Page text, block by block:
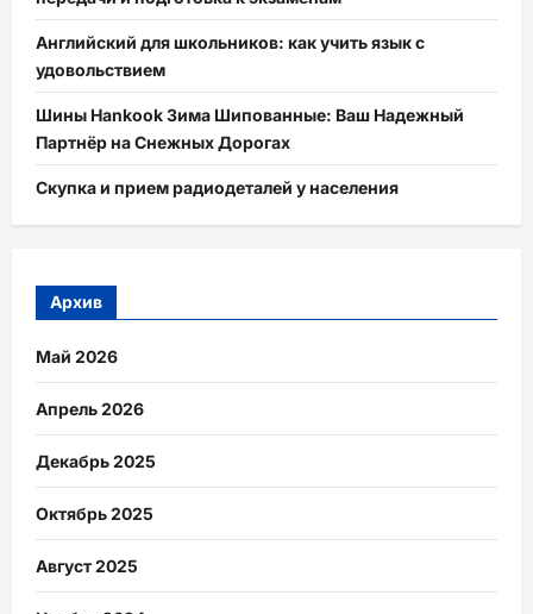
Английский для школьников: как учить язык с
удовольствием
Шины Hankook Зима Шипованные: Ваш Надежный
Партнёр на Снежных Дорогах
Скупка и прием радиодеталей у населения
Архив
Май 2026
Апрель 2026
Декабрь 2025
Октябрь 2025
Август 2025